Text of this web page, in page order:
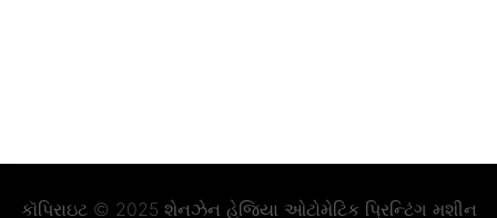
કૉપિરાઇટ © 2025 શેનઝેન હેજિયા ઓટોમેટિક પ્રિન્ટિંગ મશીન